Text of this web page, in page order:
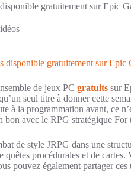
gratuitement sur Epic
disponible gratuitement sur Epic
de jeux PC gratuits sur
seul titre à donner cette
à la programmation avant, ce
bon avec le RPG stratégique
de style JRPG dans une
quêtes procédurales et de
pouvez également partager